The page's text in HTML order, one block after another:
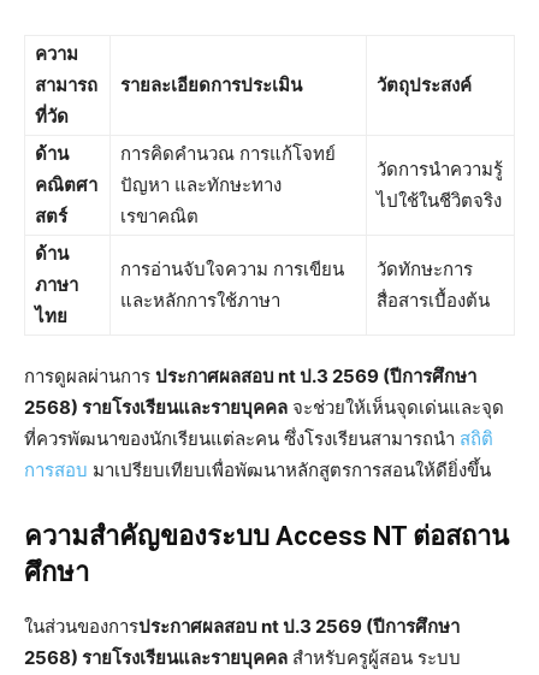
ความ
สามารถ
ที่วัด
รายละเอียดการประเมิน วัตถุประสงค์
ด้าน
คณิตศา
สตร์
การคิดคำนวณ การแก้โจทย์
ปัญหา และทักษะทาง
เรขาคณิต
วัดการนำความรู้
ไปใช้ในชีวิตจริง
ด้าน
ภาษา
ไทย
การอ่านจับใจความ การเขียน
และหลักการใช้ภาษา
วัดทักษะการ
สื่อสารเบื้องต้น
การดูผลผ่านการ ประกาศผลสอบ nt ป.3 2569 (ปีการศึกษา
2568) รายโรงเรียนและรายบุคคล จะช่วยให้เห็นจุดเด่นและจุด
ที่ควรพัฒนาของนักเรียนแต่ละคน ซึ่งโรงเรียนสามารถนำ สถิติ
การสอบ มาเปรียบเทียบเพื่อพัฒนาหลักสูตรการสอนให้ดียิ่งขึ้น
ความสำคัญของระบบ Access NT ต่อสถาน
ศึกษา
ในส่วนของการประกาศผลสอบ nt ป.3 2569 (ปีการศึกษา
2568) รายโรงเรียนและรายบุคคล สำหรับครูผู้สอน ระบบ